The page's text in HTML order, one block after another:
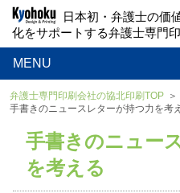
日本初・弁護士の価
化をサポートする弁護士専門
MENU
弁護士専門印刷会社の協北印刷TOP
手書きのニュースレターが持つ力を考
手書きのニュー
を考える